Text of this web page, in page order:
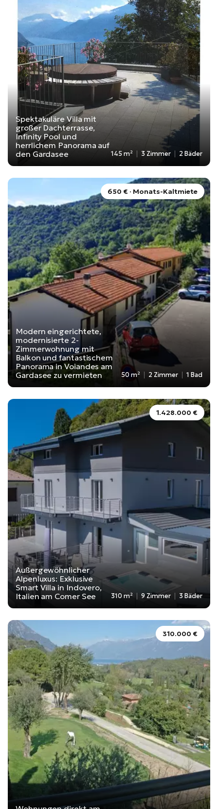
Spektakuläre Villa mit
großer Dachterrasse,
Infinity Pool und
herrlichem Panorama auf
den Gardasee
145 m² 3 Zimmer 2 Bäder
650 € · Monats-Kaltmiete
Modern eingerichtete,
modernisierte 2-
Zimmerwohnung mit
Balkon und fantastischem
Panorama in Voiandes am
Gardasee zu vermieten
50 m² 2 Zimmer 1 Bad
1.428.000 €
Außergewöhnlicher
Alpenluxus: Exklusive
Smart Villa in Indovero,
Italien am Comer See
310 m² 9 Zimmer 3 Bäder
310.000 €